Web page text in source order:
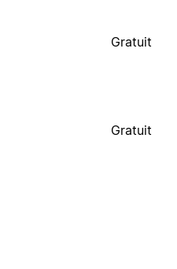
Gratuit
Gratuit